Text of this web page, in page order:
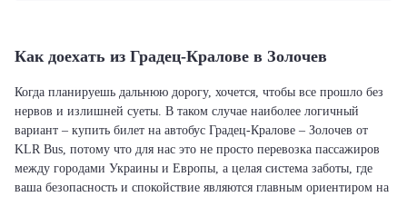
Как доехать из Градец-Кралове в Золочев
Когда планируешь дальнюю дорогу, хочется, чтобы все прошло без
нервов и излишней суеты. В таком случае наиболее логичный
вариант – купить билет на автобус Градец-Кралове – Золочев от
KLR Bus, потому что для нас это не просто перевозка пассажиров
между городами Украины и Европы, а целая система заботы, где
ваша безопасность и спокойствие являются главным ориентиром на